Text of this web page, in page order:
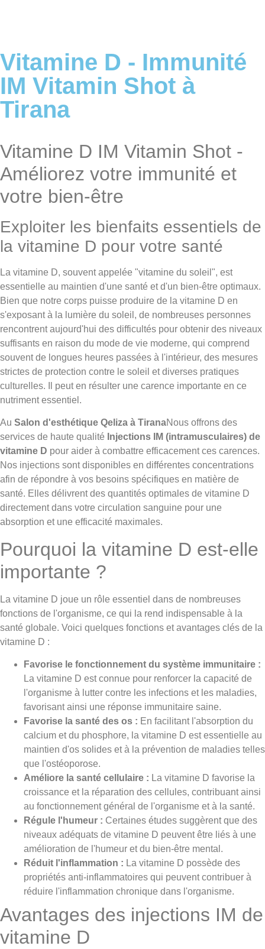
Vitamine D - Immunité
IM Vitamin Shot à
Tirana
Vitamine D IM Vitamin Shot -
Améliorez votre immunité et
votre bien-être
Exploiter les bienfaits essentiels de
la vitamine D pour votre santé
La vitamine D, souvent appelée "vitamine du soleil", est
essentielle au maintien d'une santé et d'un bien-être optimaux.
Bien que notre corps puisse produire de la vitamine D en
s'exposant à la lumière du soleil, de nombreuses personnes
rencontrent aujourd'hui des difficultés pour obtenir des niveaux
suffisants en raison du mode de vie moderne, qui comprend
souvent de longues heures passées à l'intérieur, des mesures
strictes de protection contre le soleil et diverses pratiques
culturelles. Il peut en résulter une carence importante en ce
nutriment essentiel.
Au Salon d'esthétique Qeliza à TiranaNous offrons des
services de haute qualité Injections IM (intramusculaires) de
vitamine D pour aider à combattre efficacement ces carences.
Nos injections sont disponibles en différentes concentrations
afin de répondre à vos besoins spécifiques en matière de
santé. Elles délivrent des quantités optimales de vitamine D
directement dans votre circulation sanguine pour une
absorption et une efficacité maximales.
Pourquoi la vitamine D est-elle
importante ?
La vitamine D joue un rôle essentiel dans de nombreuses
fonctions de l'organisme, ce qui la rend indispensable à la
santé globale. Voici quelques fonctions et avantages clés de la
vitamine D :
Favorise le fonctionnement du système immunitaire :
La vitamine D est connue pour renforcer la capacité de
l'organisme à lutter contre les infections et les maladies,
favorisant ainsi une réponse immunitaire saine.
Favorise la santé des os : En facilitant l'absorption du
calcium et du phosphore, la vitamine D est essentielle au
maintien d'os solides et à la prévention de maladies telles
que l'ostéoporose.
Améliore la santé cellulaire : La vitamine D favorise la
croissance et la réparation des cellules, contribuant ainsi
au fonctionnement général de l'organisme et à la santé.
Régule l'humeur : Certaines études suggèrent que des
niveaux adéquats de vitamine D peuvent être liés à une
amélioration de l'humeur et du bien-être mental.
Réduit l'inflammation : La vitamine D possède des
propriétés anti-inflammatoires qui peuvent contribuer à
réduire l'inflammation chronique dans l'organisme.
Avantages des injections IM de
vitamine D